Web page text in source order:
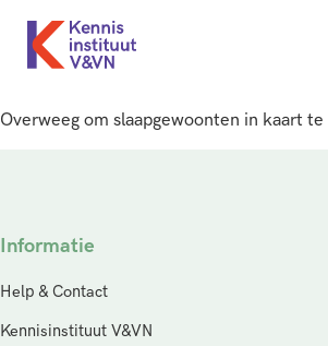
Overweeg om slaapgewoonten in kaart te
Informatie
Help & Contact
Kennisinstituut V&VN